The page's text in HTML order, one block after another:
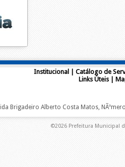
Institucional
Catálogo de
Links Úteis
Brigadeiro Alberto Costa Matos,
©2026 Prefeitura Municipal